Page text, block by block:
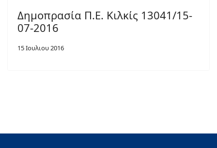
Δημοπρασία Π.Ε. Κιλκίς 13041/15-
07-2016
15 Ιουλιου 2016